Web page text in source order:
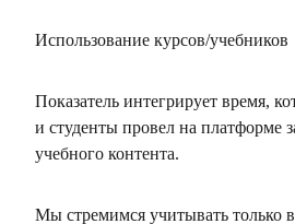
Использование курсов/учебников
Показатель интегрирует время,
и студенты провел на платформе
учебного контента.
Мы стремимся учитывать только